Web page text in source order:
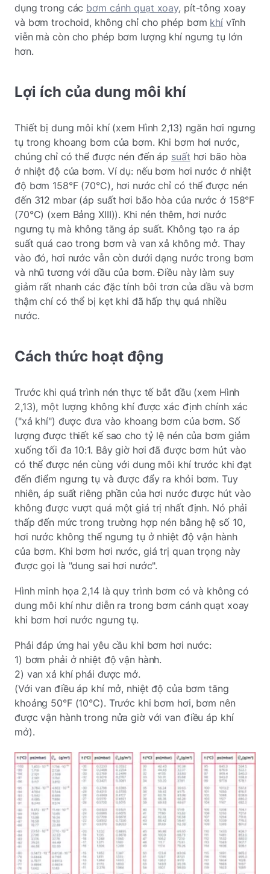
dụng trong các bơm cánh quạt xoay, pít-tông xoay
và bơm trochoid, không chỉ cho phép bơm khí vĩnh
viễn mà còn cho phép bơm lượng khí ngưng tụ lớn
hơn.
Lợi ích của dung môi khí
Thiết bị dung môi khí (xem Hình 2,13) ngăn hơi ngưng
tụ trong khoang bơm của bơm. Khi bơm hơi nước,
chúng chỉ có thể được nén đến áp suất hơi bão hòa
ở nhiệt độ của bơm. Ví dụ: nếu bơm hơi nước ở nhiệt
độ bơm 158°F (70°C), hơi nước chỉ có thể được nén
đến 312 mbar (áp suất hơi bão hòa của nước ở 158°F
(70°C) (xem Bảng XIII)). Khi nén thêm, hơi nước
ngưng tụ mà không tăng áp suất. Không tạo ra áp
suất quá cao trong bơm và van xả không mở. Thay
vào đó, hơi nước vẫn còn dưới dạng nước trong bơm
và nhũ tương với dầu của bơm. Điều này làm suy
giảm rất nhanh các đặc tính bôi trơn của dầu và bơm
thậm chí có thể bị kẹt khi đã hấp thụ quá nhiều
nước.
Cách thức hoạt động
Trước khi quá trình nén thực tế bắt đầu (xem Hình
2,13), một lượng không khí được xác định chính xác
("xả khí") được đưa vào khoang bơm của bơm. Số
lượng được thiết kế sao cho tỷ lệ nén của bơm giảm
xuống tối đa 10:1. Bây giờ hơi đã được bơm hút vào
có thể được nén cùng với dung môi khí trước khi đạt
đến điểm ngưng tụ và được đẩy ra khỏi bơm. Tuy
nhiên, áp suất riêng phần của hơi nước được hút vào
không được vượt quá một giá trị nhất định. Nó phải
thấp đến mức trong trường hợp nén bằng hệ số 10,
hơi nước không thể ngưng tụ ở nhiệt độ vận hành
của bơm. Khi bơm hơi nước, giá trị quan trọng này
được gọi là "dung sai hơi nước".
Hình minh họa 2,14 là quy trình bơm có và không có
dung môi khí như diễn ra trong bơm cánh quạt xoay
khi bơm hơi nước ngưng tụ.
Phải đáp ứng hai yêu cầu khi bơm hơi nước:
1) bơm phải ở nhiệt độ vận hành.
2) van xả khí phải được mở.
(Với van điều áp khí mở, nhiệt độ của bơm tăng
khoảng 50°F (10°C). Trước khi bơm hơi, bơm nên
được vận hành trong nửa giờ với van điều áp khí
mở).